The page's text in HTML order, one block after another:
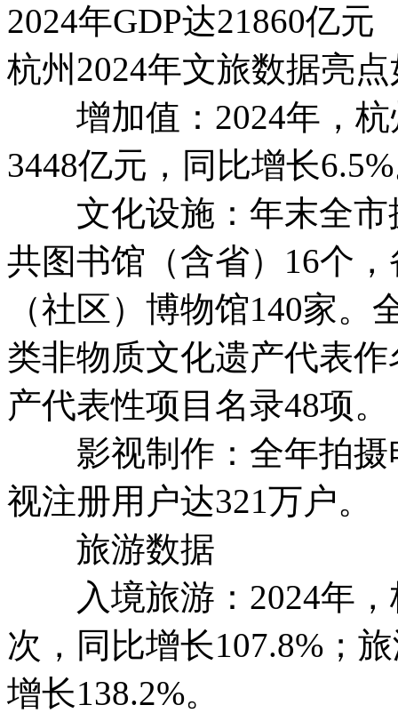
2024年GDP达21860亿
杭州2024年文旅数据亮
增加值：2024年，杭
3448亿元，同比增长
文化设施：年末全市
共图书馆（含省）16个
（社区）博物馆140家
类非物质文化遗产代表
产代表性项目名录48项。
影视制作：全年拍摄
视注册用户达321万户。
旅游数据
入境旅游：2024年，
次，同比增长107.8%；
增长138.2%。